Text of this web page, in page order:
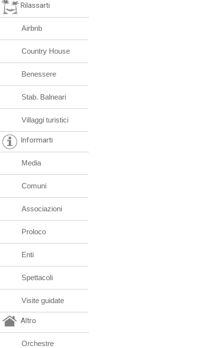
Rilassarti
Airbnb
Country House
Benessere
Stab. Balneari
Villaggi turistici
Informarti
Media
Comuni
Associazioni
Proloco
Enti
Spettacoli
Visite guidate
Altro
Orchestre